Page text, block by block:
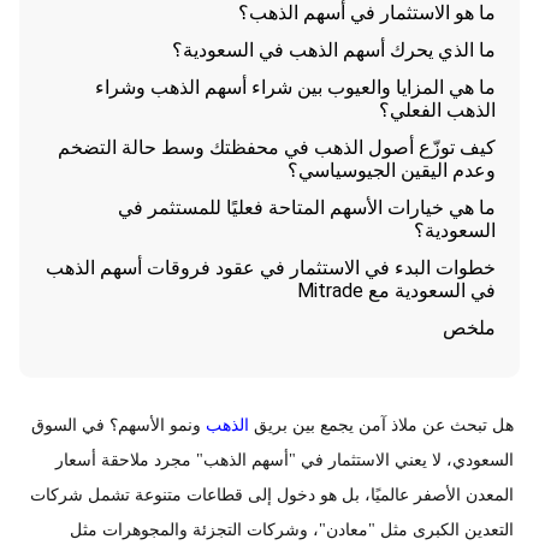
ما هو الاستثمار في أسهم الذهب؟
ما الذي يحرك أسهم الذهب في السعودية؟
ما هي المزايا والعيوب بين شراء أسهم الذهب وشراء
الذهب الفعلي؟
كيف توزّع أصول الذهب في محفظتك وسط حالة التضخم
وعدم اليقين الجيوسياسي؟
ما هي خيارات الأسهم المتاحة فعليًا للمستثمر في
السعودية؟
خطوات البدء في الاستثمار في عقود فروقات أسهم الذهب
في السعودية مع Mitrade
ملخص
هل تبحث عن ملاذ آمن يجمع بين بريق الذهب ونمو الأسهم؟ في السوق
السعودي، لا يعني الاستثمار في "أسهم الذهب" مجرد ملاحقة أسعار
المعدن الأصفر عالميًا، بل هو دخول إلى قطاعات متنوعة تشمل شركات
التعدين الكبرى مثل "معادن"، وشركات التجزئة والمجوهرات مثل